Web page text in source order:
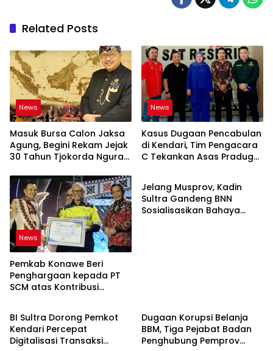
Related Posts
News
Masuk Bursa Calon Jaksa
Agung, Begini Rekam Jejak
30 Tahun Tjokorda Ngurah
News
Kasus Dugaan Pencabulan
di Kendari, Tim Pengacara
C Tekankan Asas Praduga
News
Pemkab Konawe Beri
Penghargaan kepada PT
SCM atas Kontribusi
News
Jelang Musprov, Kadin
Sultra Gandeng BNN
Sosialisasikan Bahaya
News
BI Sultra Dorong Pemkot
Kendari Percepat
Digitalisasi Transaksi
Dugaan Korupsi Belanja
BBM, Tiga Pejabat Badan
Penghubung Pemprov